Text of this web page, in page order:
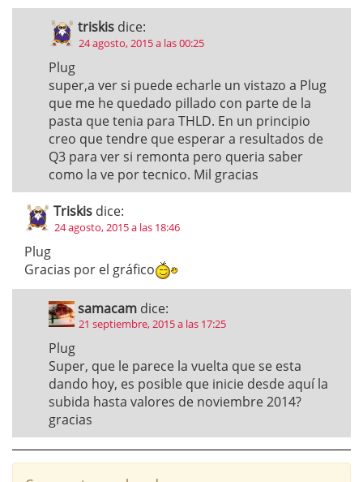
triskis dice:
24 agosto, 2015 a las 00:25
Plug
super,a ver si puede echarle un vistazo a Plug
que me he quedado pillado con parte de la
pasta que tenia para THLD. En un principio
creo que tendre que esperar a resultados de
Q3 para ver si remonta pero queria saber
como la ve por tecnico. Mil gracias
Triskis dice:
24 agosto, 2015 a las 18:46
Plug
Gracias por el gráfico
samacam dice:
21 septiembre, 2015 a las 17:25
Plug
Super, que le parece la vuelta que se esta
dando hoy, es posible que inicie desde aquí la
subida hasta valores de noviembre 2014?
gracias